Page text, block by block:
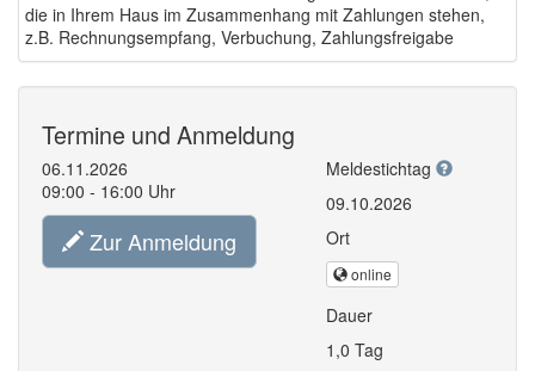
die in Ihrem Haus im Zusammenhang mit Zahlungen stehen,
z.B. Rechnungsempfang, Verbuchung, Zahlungsfreigabe
Termine und Anmeldung
06.11.2026
09:00 - 16:00 Uhr
Zur Anmeldung
Meldestichtag
09.10.2026
Ort
online
Dauer
1,0 Tag